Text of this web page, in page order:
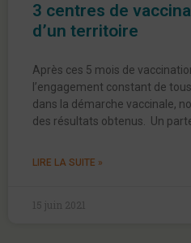
3 centres de
d’un territoire
Après ces 5 mois de
l’engagement constant de
dans la démarche vaccinale,
des résultats obtenus. Un
LIRE LA SUITE »
15 juin 2021